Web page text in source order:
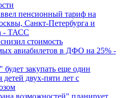
пенсионный тариф на
Санкт-Петербурга и
- ТАСС
стоимость
авиабилетов в ДФО на 25% -
будет закупать еще один
детей двух-пяти лет с
возможностей" планирует